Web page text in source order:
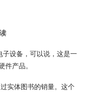
子设备，可以说，这是一
件产品。
实体图书的销量。这个